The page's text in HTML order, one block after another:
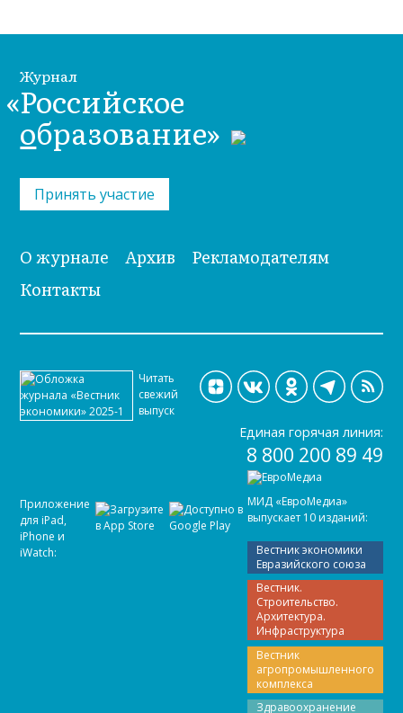
Журнал
«Российское
образование»
Принять участие
О журнале Архив
Рекламодателям
Контакты
МИД «ЕвроМедиа»
выпускает 10 изданий:
Вестник экономики
Евразийского союза
Вестник.
Строительство.
Архитектура.
Инфраструктура
Вестник
агропромышленного
комплекса
Здравоохранение
Читать
свежий
выпуск
Приложение
для iPad,
iPhone и
iWatch:
Единая горячая линия:
8 800 200 89 49